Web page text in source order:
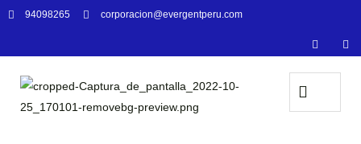
94098265 corporacion@evergentperu.com